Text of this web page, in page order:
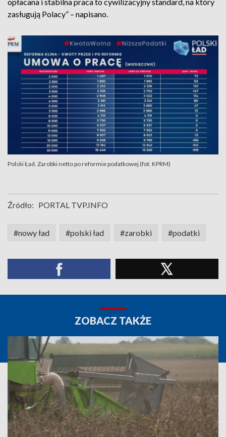
zasługują Polacy” – napisano.
Polski Ład. Zarobki netto po reformie podatkowej (fot. KPRM)
Źródło: PORTAL TVP.INFO
#nowy ład #polski ład #zarobki #podatki
ZOBACZ TAKŻE